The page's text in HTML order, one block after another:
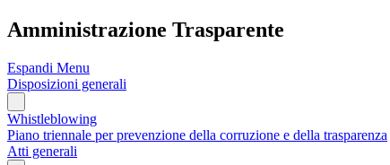
Amministrazione Trasparente
Espandi Menu
Disposizioni generali
Whistleblowing
Piano triennale per prevenzione della corruzione e della trasparenza
Atti generali